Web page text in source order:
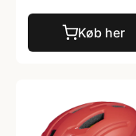
Køb her